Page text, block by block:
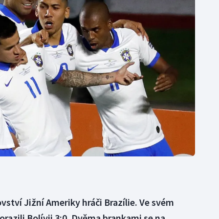
Moderní pětiboj
Motorsport
Olympijské hry
Parasport
Plavání
Plážový volejbal
Veslování
Vodní slalom
Volejbal
Ostatní
Jižní Ameriky hráči Brazílie. Ve svém